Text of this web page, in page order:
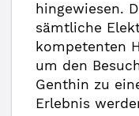
hingewiesen.
sämtliche
kompetenten
um den
Genthin zu
Erlebnis